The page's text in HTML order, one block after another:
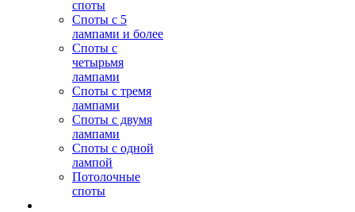
споты
Споты с 5
лампами и более
Споты с
четырьмя
лампами
Споты с тремя
лампами
Споты с двумя
лампами
Споты с одной
лампой
Потолочные
споты